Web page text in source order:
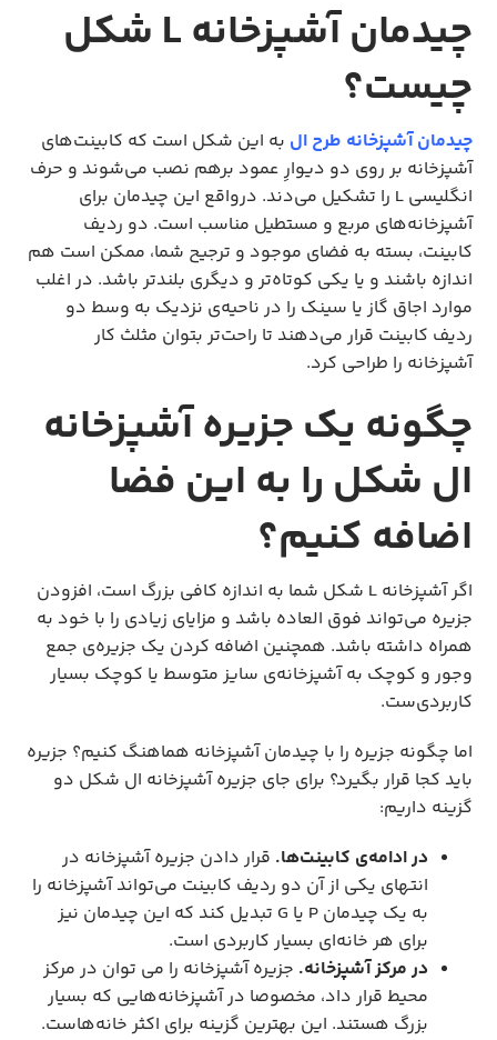
چیدمان آشپزخانهL شکل
چیست؟
چیدمان آشپزخانه طرح ال به این شکل است که کابینت‌های
آشپزخانه بر روی دو دیوارِ عمود برهم نصب می‌شوند و حرف
انگلیسی L را تشکیل می‌دند. درواقع این چیدمان برای
آشپزخانه‌های مربع و مستطیل مناسب است. دو ردیف
کابینت، بسته به فضای موجود و ترجیح شما، ممکن است هم
اندازه باشند و یا یکی کوتاه‌تر و دیگری بلندتر باشد. در اغلب
موارد اجاق گاز یا سینک را در ناحیه‌ی نزدیک به وسط دو
ردیف کابینت قرار می‌دهند تا راحت‌تر بتوان مثلث کار
آشپزخانه را طراحی کرد.
چگونه یک جزیره آشپزخانه
ال شکل را به این فضا
اضافه کنیم؟
اگر آشپزخانه L شکل شما به اندازه کافی بزرگ است، افزودن
جزیره می‌تواند فوق العاده باشد و مزایای زیادی را با خود به
همراه داشته باشد. همچنین اضافه کردن یک جزیره‌ی جمع
وجور و کوچک به آشپزخانه‌ی سایز متوسط یا کوچک بسیار
کاربردی‌ست.
اما چگونه جزیره را با چیدمان آشپزخانه هماهنگ کنیم؟ جزیره
باید کجا قرار بگیرد؟ برای جای جزیره آشپزخانه ال شکل دو
گزینه داریم:
در ادامه‌ی کابینتها. قرار دادن جزیره آشپزخانه در
انتهای یکی از آن دو ردیف کابینت می‌تواند آشپزخانه را
به یک چیدمان P یا G تبدیل کند که این چیدمان نیز
برای هر خانه‌ای بسیار کاربردی است.
در مرکز آشپزخانه. جزیره آشپزخانه را می توان در مرکز
محیط قرار داد، مخصوصا در آشپزخانه‌هایی که بسیار
بزرگ هستند. این بهترین گزینه برای اکثر خانه‌هاست.